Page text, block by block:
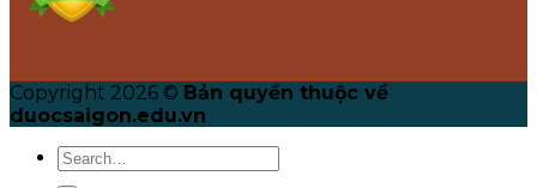
Copyright 2026 © Bản quyền thuộc về
duocsaigon.edu.vn